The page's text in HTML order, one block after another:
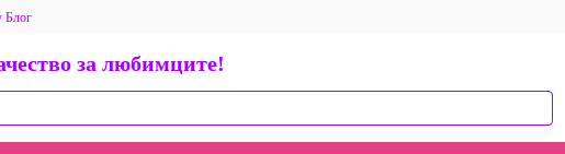
Блог
истории и идеи
AppStore BauMauZoo iOS приложение
за любимците!